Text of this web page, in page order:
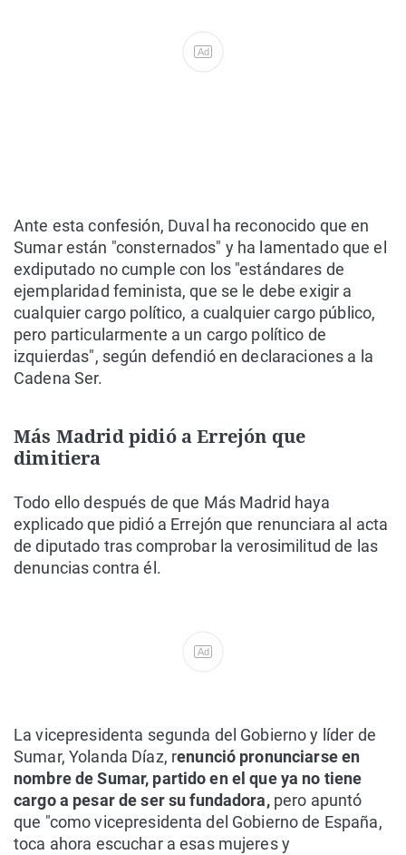
Ad
Ante esta confesión, Duval ha reconocido que en
Sumar están "consternados" y ha lamentado que el
exdiputado no cumple con los "estándares de
ejemplaridad feminista, que se le debe exigir a
cualquier cargo político, a cualquier cargo público,
pero particularmente a un cargo político de
izquierdas", según defendió en declaraciones a la
Cadena Ser.
Más Madrid pidió a Errejón que
dimitiera
Todo ello después de que Más Madrid haya
explicado que pidió a Errejón que renunciara al acta
de diputado tras comprobar la verosimilitud de las
denuncias contra él.
Ad
La vicepresidenta segunda del Gobierno y líder de
Sumar, Yolanda Díaz, renunció pronunciarse en
nombre de Sumar, partido en el que ya no tiene
cargo a pesar de ser su fundadora,pero apuntó
que "como vicepresidenta del Gobierno de España,
toca ahora escuchar a esas mujeres y